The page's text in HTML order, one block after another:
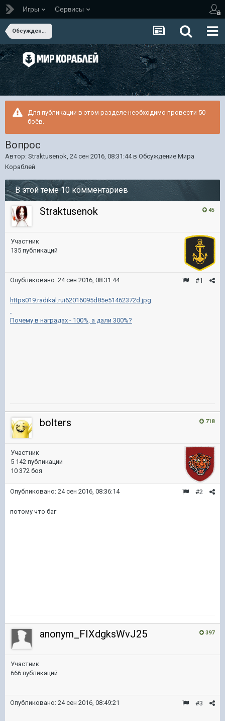
Игры Сервисы
Обсуждение Мира Кораблей
Для публикации в этом разделе необходимо провести 50
боёв.
Вопрос
Автор: Straktusenok, 24 сен 2016, 08:31:44в Обсуждение Мира
Кораблей
В этой теме 10 комментариев
45
Straktusenok
Участник
135 публикаций
#1
Опубликовано: 24 сен 2016, 08:31:44
https019.radikal.rui62016095d85e51462372d.jpg
Почему в наградах - 100%, а дали 300%?
718
bolters
Участник
5 142 публикации
10 372 боя
#2
Опубликовано: 24 сен 2016, 08:36:14
потому что баг
397
anonym_FIXdgksWvJ25
Участник
666 публикаций
#3
Опубликовано: 24 сен 2016, 08:49:21